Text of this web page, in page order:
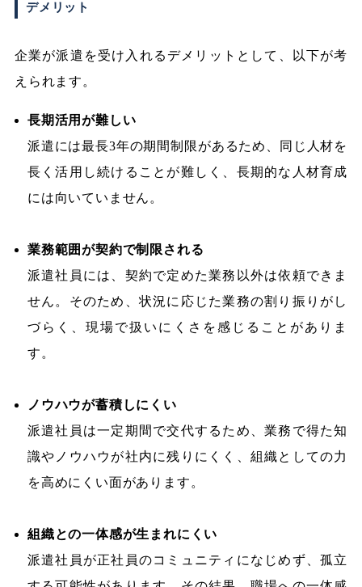
デメリット
企業が派遣を受け入れるデメリットとして、以下が考
えられます。
長期活用が難しい
派遣には最長3年の期間制限があるため、同じ人材を
長く活用し続けることが難しく、長期的な人材育成
には向いていません。
業務範囲が契約で制限される
派遣社員には、契約で定めた業務以外は依頼できま
せん。そのため、状況に応じた業務の割り振りがし
づらく、現場で扱いにくさを感じることがありま
す。
ノウハウが蓄積しにくい
派遣社員は一定期間で交代するため、業務で得た知
識やノウハウが社内に残りにくく、組織としての力
を高めにくい面があります。
組織との一体感が生まれにくい
派遣社員が正社員のコミュニティになじめず、孤立